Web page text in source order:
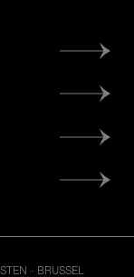
- BRUSSEL